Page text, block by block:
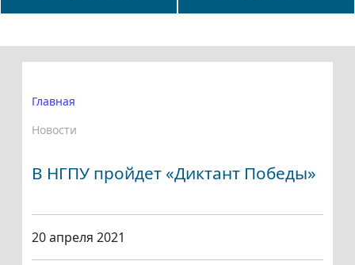
Главная
Новости
В НГПУ пройдет «Диктант Победы»
20 апреля 2021